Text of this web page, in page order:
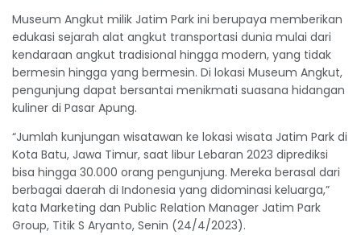
Museum Angkut milik Jatim Park ini berupaya memberikan
edukasi sejarah alat angkut transportasi dunia mulai dari
kendaraan angkut tradisional hingga modern, yang tidak
bermesin hingga yang bermesin. Di lokasi Museum Angkut,
pengunjung dapat bersantai menikmati suasana hidangan
kuliner di Pasar Apung.
“Jumlah kunjungan wisatawan ke lokasi wisata Jatim Park di
Kota Batu, Jawa Timur, saat libur Lebaran 2023 diprediksi
bisa hingga 30.000 orang pengunjung. Mereka berasal dari
berbagai daerah di Indonesia yang didominasi keluarga,”
kata Marketing dan Public Relation Manager Jatim Park
Group, Titik S Aryanto, Senin (24/4/2023).